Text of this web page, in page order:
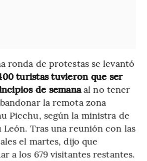
ronda de protestas se levantó
turistas tuvieron que ser
de semanaal no tener
la remota zona
Picchu, según la ministra de
Tras una reunión con las
el martes, dijo que
a los 679 visitantes restantes.